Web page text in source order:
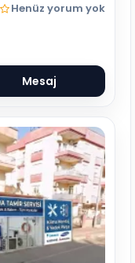
Henüz yorum yok
Mesaj